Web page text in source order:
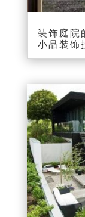
装饰庭院
小品装饰